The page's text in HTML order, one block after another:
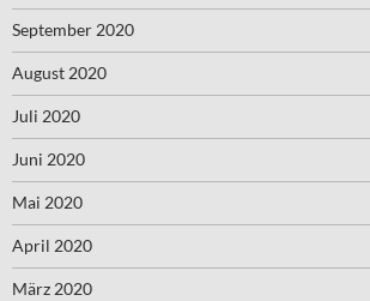
September 2020
August 2020
Juli 2020
Juni 2020
Mai 2020
April 2020
März 2020